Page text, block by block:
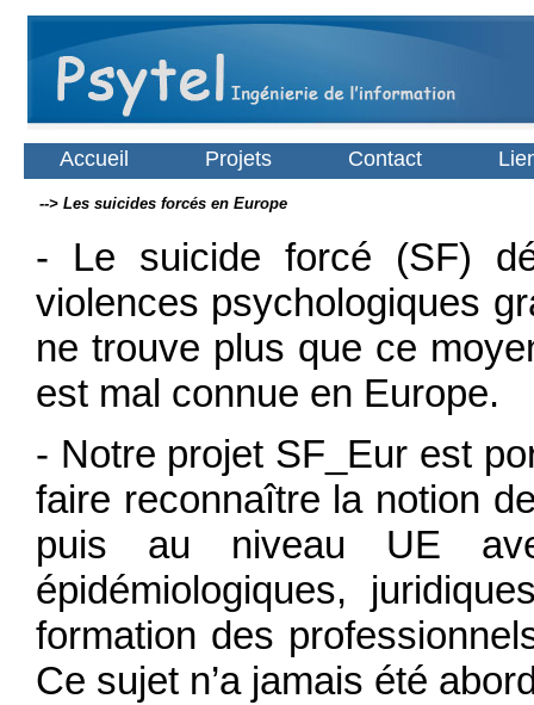
Accueil Projets Contact
--> Les suicides forcés en Europe
- Le suicide forcé (SF)
violences psychologiques
ne trouve plus que ce
est mal connue en Europe.
- Notre projet SF_Eur est
faire reconnaître la notion
puis au niveau UE
épidémiologiques,
formation des
Ce sujet n’a jamais été